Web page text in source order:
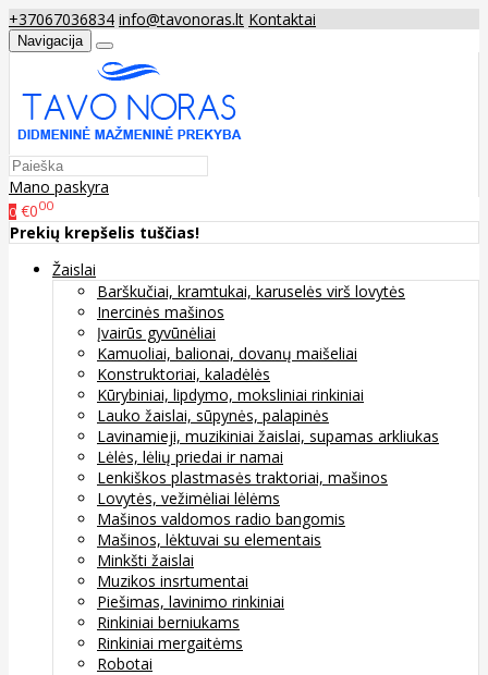
+37067036834 info@tavonoras.lt Kontaktai
Navigacija
Mano paskyra
0 €000
Prekių krepšelis tuščias!
Žaislai
Barškučiai, kramtukai, karuselės virš lovytės
Inercinės mašinos
Įvairūs gyvūnėliai
Kamuoliai, balionai, dovanų maišeliai
Konstruktoriai, kaladėlės
Kūrybiniai, lipdymo, moksliniai rinkiniai
Lauko žaislai, sūpynės, palapinės
Lavinamieji, muzikiniai žaislai, supamas arkliukas
Lėlės, lėlių priedai ir namai
Lenkiškos plastmasės traktoriai, mašinos
Lovytės, vežimėliai lėlėms
Mašinos valdomos radio bangomis
Mašinos, lėktuvai su elementais
Minkšti žaislai
Muzikos insrtumentai
Piešimas, lavinimo rinkiniai
Rinkiniai berniukams
Rinkiniai mergaitėms
Robotai